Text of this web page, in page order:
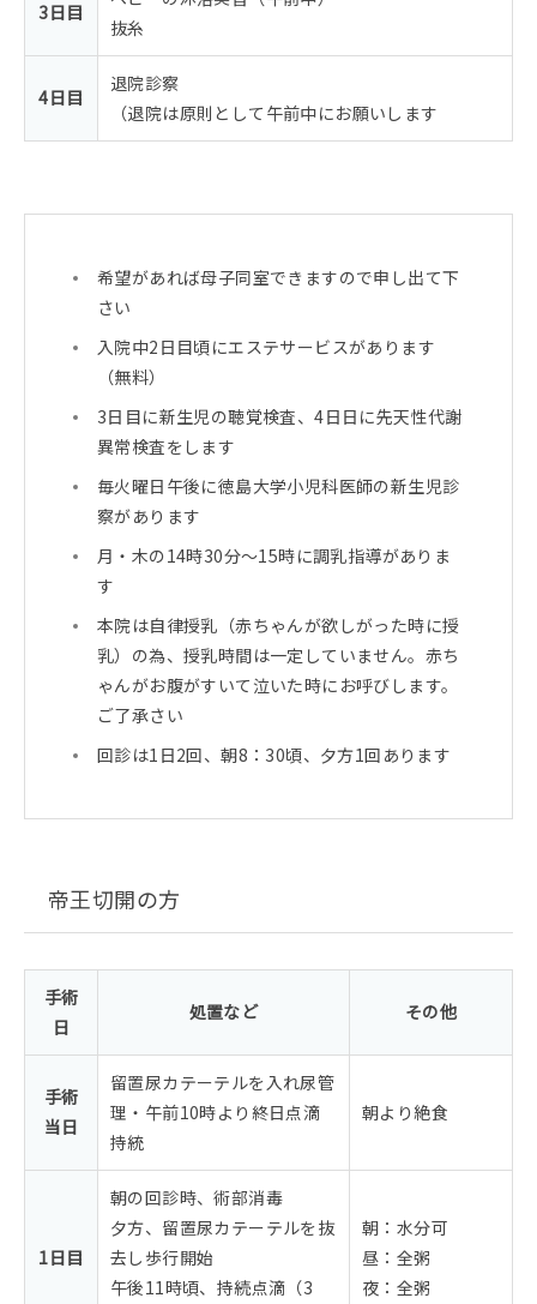
3日目
抜糸
4日目
退院診察
（退院は原則として午前中にお願いします
希望があれば母子同室できますので申し出て下
さい
入院中2日目頃にエステサービスがあります
（無料）
3日目に新生児の聴覚検査、4日日に先天性代謝
異常検査をします
毎火曜日午後に徳島大学小児科医師の新生児診
察があります
月・木の14時30分～15時に調乳指導がありま
す
本院は自律授乳（赤ちゃんが欲しがった時に授
乳）の為、授乳時間は一定していません。赤ち
ゃんがお腹がすいて泣いた時にお呼びします。
ご了承さい
回診は1日2回、朝8：30頃、夕方1回あります
帝王切開の方
手術
日
処置など その他
手術
当日
留置尿カテーテルを入れ尿管
理・午前10時より終日点滴
持統
朝より絶食
1日目
朝の回診時、術部消毒
夕方、留置尿カテーテルを抜
去し歩行開始
午後11時頃、持続点滴（3
朝：水分可
昼：全粥
夜：全粥